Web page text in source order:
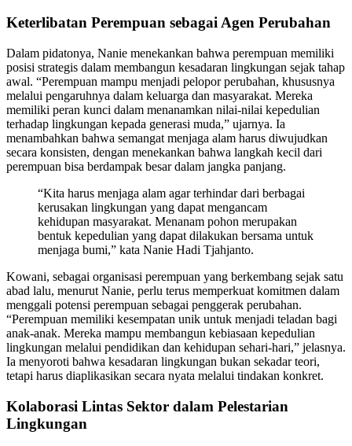
Keterlibatan Perempuan sebagai Agen Perubahan
Dalam pidatonya, Nanie menekankan bahwa perempuan memiliki
posisi strategis dalam membangun kesadaran lingkungan sejak tahap
awal. “Perempuan mampu menjadi pelopor perubahan, khususnya
melalui pengaruhnya dalam keluarga dan masyarakat. Mereka
memiliki peran kunci dalam menanamkan nilai-nilai kepedulian
terhadap lingkungan kepada generasi muda,” ujarnya. Ia
menambahkan bahwa semangat menjaga alam harus diwujudkan
secara konsisten, dengan menekankan bahwa langkah kecil dari
perempuan bisa berdampak besar dalam jangka panjang.
“Kita harus menjaga alam agar terhindar dari berbagai
kerusakan lingkungan yang dapat mengancam
kehidupan masyarakat. Menanam pohon merupakan
bentuk kepedulian yang dapat dilakukan bersama untuk
menjaga bumi,” kata Nanie Hadi Tjahjanto.
Kowani, sebagai organisasi perempuan yang berkembang sejak satu
abad lalu, menurut Nanie, perlu terus memperkuat komitmen dalam
menggali potensi perempuan sebagai penggerak perubahan.
“Perempuan memiliki kesempatan unik untuk menjadi teladan bagi
anak-anak. Mereka mampu membangun kebiasaan kepedulian
lingkungan melalui pendidikan dan kehidupan sehari-hari,” jelasnya.
Ia menyoroti bahwa kesadaran lingkungan bukan sekadar teori,
tetapi harus diaplikasikan secara nyata melalui tindakan konkret.
Kolaborasi Lintas Sektor dalam Pelestarian
Lingkungan